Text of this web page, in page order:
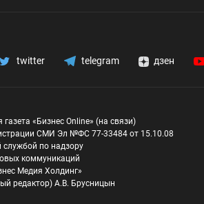
twitter telegram дзен
«Бизнес Online» (на связи)
СМИ Эл №ФС 77-33484 от 15.10.08
по надзору
коммуникаций
Медия Холдинг»
редактор) А.В. Брусницын